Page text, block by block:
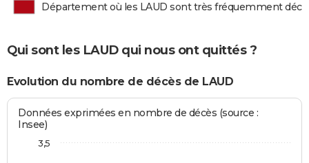
Département où les LAUD sont très fréquemment
Qui sont les LAUD qui nous ont quittés ?
Evolution du nombre de décès de LAUD
Données exprimées en nombre de décès (source :
Insee)
3,5